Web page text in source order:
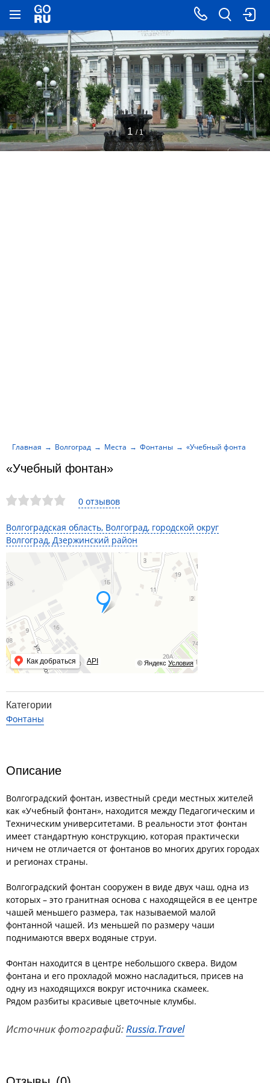
0 отзывов
Волгоградская область, Волгоград, городской округ
Волгоград, Дзержинский район
© Яндекс Условия
Как добраться API
«Учебный фонтан»
Главная Волгоград Места Фонтаны «Учебный фонтан»
1 / 1
Категории
Фонтаны
Описание
Волгоградский фонтан, известный среди местных жителей
как «Учебный фонтан», находится между Педагогическим и
Техническим университетами. В реальности этот фонтан
имеет стандартную конструкцию, которая практически
ничем не отличается от фонтанов во многих других городах
и регионах страны.
Волгоградский фонтан сооружен в виде двух чаш, одна из
которых – это гранитная основа с находящейся в ее центре
чашей меньшего размера, так называемой малой
фонтанной чашей. Из меньшей по размеру чаши
поднимаются вверх водяные струи.
Фонтан находится в центре небольшого сквера. Видом
фонтана и его прохладой можно насладиться, присев на
одну из находящихся вокруг источника скамеек.
Рядом разбиты красивые цветочные клумбы.
Источник фотографий:Russia.Travel